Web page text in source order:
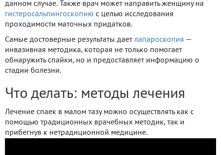
данном случае. Также врач может направить женщину на
гистеросальпингоскопию с целью исследования
проходимости маточных придатков.
Самые достоверные результаты дает лапароскопия —
инвазивная методика, которая не только помогает
обнаружить спайки, но и предоставляет информацию о
стадии болезни.
Что делать: методы лечения
Лечение спаек в малом тазу можно осуществлять как с
помощью традиционных врачебных методик, так и
прибегнув к нетрадиционной медицине.